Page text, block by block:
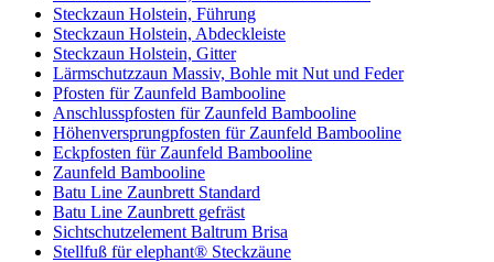
Steckzaun Holstein, Führung
Steckzaun Holstein, Abdeckleiste
Steckzaun Holstein, Gitter
Lärmschutzzaun Massiv, Bohle mit Nut und Feder
Pfosten für Zaunfeld Bambooline
Anschlusspfosten für Zaunfeld Bambooline
Höhenversprungpfosten für Zaunfeld Bambooline
Eckpfosten für Zaunfeld Bambooline
Zaunfeld Bambooline
Batu Line Zaunbrett Standard
Batu Line Zaunbrett gefräst
Sichtschutzelement Baltrum Brisa
Stellfuß für elephant® Steckzäune